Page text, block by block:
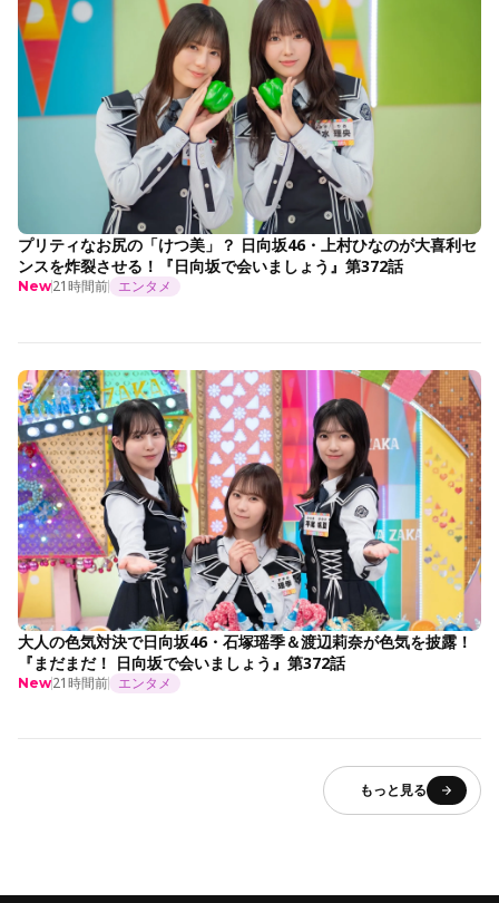
プリティなお尻の「けつ美」？ 日向坂46・上村ひなのが大喜利セ
ンスを炸裂させる！『日向坂で会いましょう』第372話
New21時間前 エンタメ
大人の色気対決で日向坂46・石塚瑶季＆渡辺莉奈が色気を披露！
『まだまだ！ 日向坂で会いましょう』第372話
New21時間前 エンタメ
もっと見る